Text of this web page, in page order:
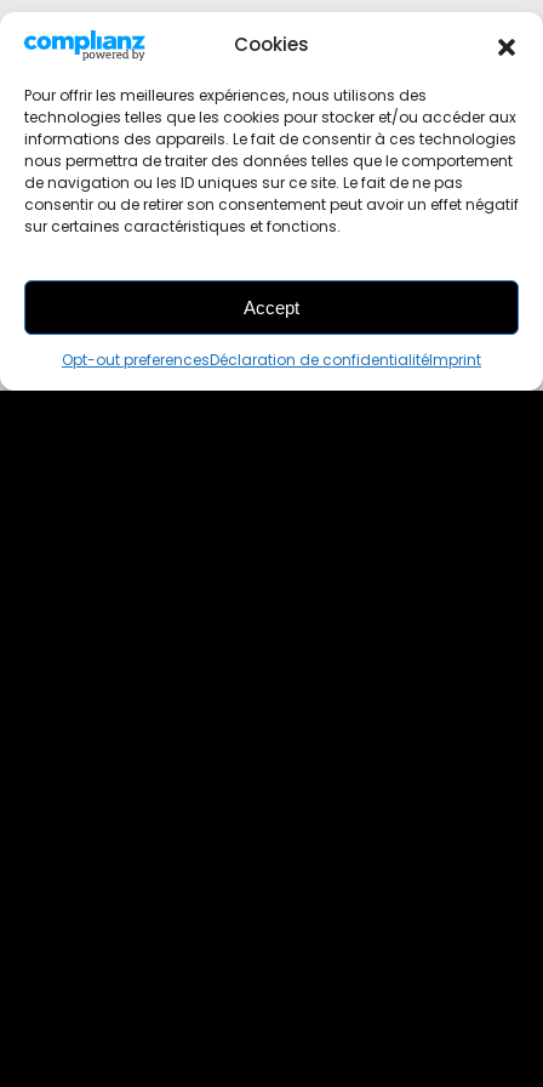
Cookies
Pour offrir les meilleures expériences, nous utilisons des
technologies telles que les cookies pour stocker et/ou accéder aux
informations des appareils. Le fait de consentir à ces technologies
nous permettra de traiter des données telles que le comportement
de navigation ou les ID uniques sur ce site. Le fait de ne pas
consentir ou de retirer son consentement peut avoir un effet négatif
sur certaines caractéristiques et fonctions.
Accept
Opt-out preferencesDéclaration de confidentialitéImprint
THIS PAIR IS
ALREADY SOLD OUT